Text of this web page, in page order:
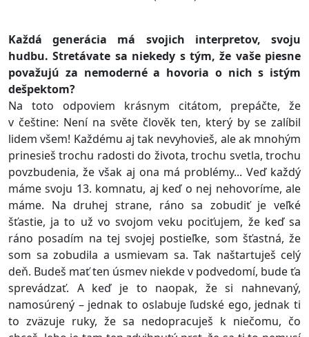
Každá generácia má svojich interpretov, svoju
hudbu. Stretávate sa niekedy s tým, že vaše piesne
považujú za nemoderné a hovoria o nich s istým
dešpektom?
Na toto odpoviem krásnym citátom, prepáčte, že
v češtine: Není na světe člověk ten, který by se zalíbil
lidem všem! Každému aj tak nevyhovieš, ale ak mnohým
prinesieš trochu radosti do života, trochu svetla, trochu
povzbudenia, že však aj ona má problémy... Veď každý
máme svoju 13. komnatu, aj keď o nej nehovoríme, ale
máme. Na druhej strane, ráno sa zobudiť je veľké
šťastie, ja to už vo svojom veku pociťujem, že keď sa
ráno posadím na tej svojej postieľke, som šťastná, že
som sa zobudila a usmievam sa. Tak naštartuješ celý
deň. Budeš mať ten úsmev niekde v podvedomí, bude ťa
sprevádzať. A keď je to naopak, že si nahnevaný,
namosúrený – jednak to oslabuje ľudské ego, jednak ti
to zväzuje ruky, že sa nedopracuješ k niečomu, čo